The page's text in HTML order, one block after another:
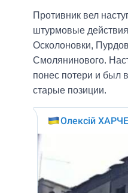
Противник вел
штурмовые
Осколоновки,
Смолянинового.
понес потери и был
старые позиции.